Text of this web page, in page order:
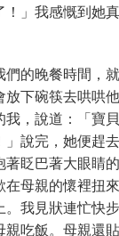
」我感慨到她
們的晚餐時間，
下碗筷去哄哄
，說道：「寶
說完，她便趕去
眨巴著大眼睛
母親的懷裡扭
我見狀連忙快
吃飯。母親還